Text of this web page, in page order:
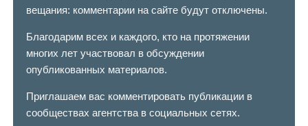
вещания: комментарии на сайте будут отключены.
Благодарим всех и каждого, кто на протяжении
многих лет участвовал в обсуждении
опубликованных материалов.
Приглашаем вас комментировать публикации в
сообществах агентства в социальных сетях.